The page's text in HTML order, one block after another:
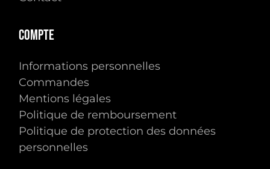
Compte
Informations personnelles
Commandes
Mentions légales
Politique de remboursement
Politique de protection des données
personnelles